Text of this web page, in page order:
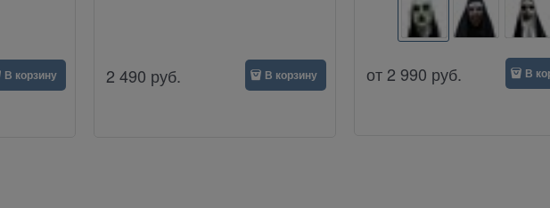
В корзину 2 490 руб. В корзину от 2 990 руб. В